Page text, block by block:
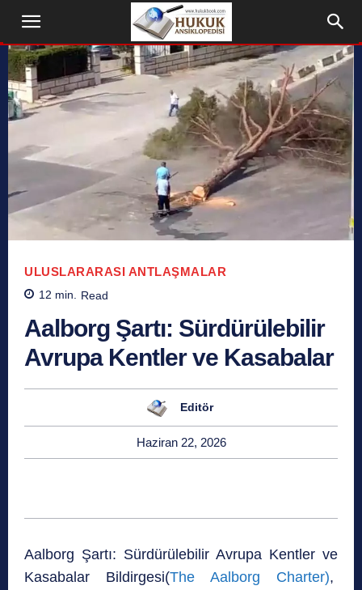
ULUSLARARASI ANTLAŞMALAR
12 min. Read
Aalborg Şartı: Sürdürülebilir
Avrupa Kentler ve Kasabalar
Editör
Haziran 22, 2026
Aalborg Şartı: Sürdürülebilir Avrupa Kentler ve
Kasabalar Bildirgesi(The Aalborg Charter),